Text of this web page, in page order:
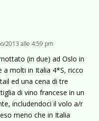
2013 alle 4:59 pm
(in due) ad Oslo in
a molti in Italia 4*S, ricco
ed una cena di tre
di vino francese in un
includendoci il volo a/r
meno che in Italia